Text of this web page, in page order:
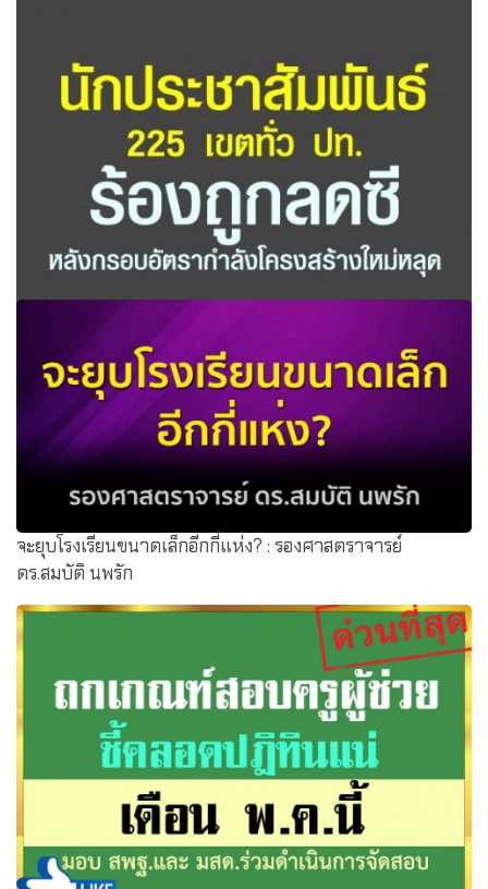
พิเศษ ใช้เกณฑ์ใหม่ได้ทันที
นักประชาสัมพันธ์ 225 เขตทั่ว ปท.ร้องถูกลดซี หลังกรอบอัตรา
กำลังโครงสร้างใหม่หลุด
จะยุบโรงเรียนขนาดเล็กอีกกี่แห่ง? : รองศาสตราจารย์
ดร.สมบัติ นพรัก